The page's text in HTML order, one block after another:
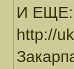
И ЕЩЕ:
http://